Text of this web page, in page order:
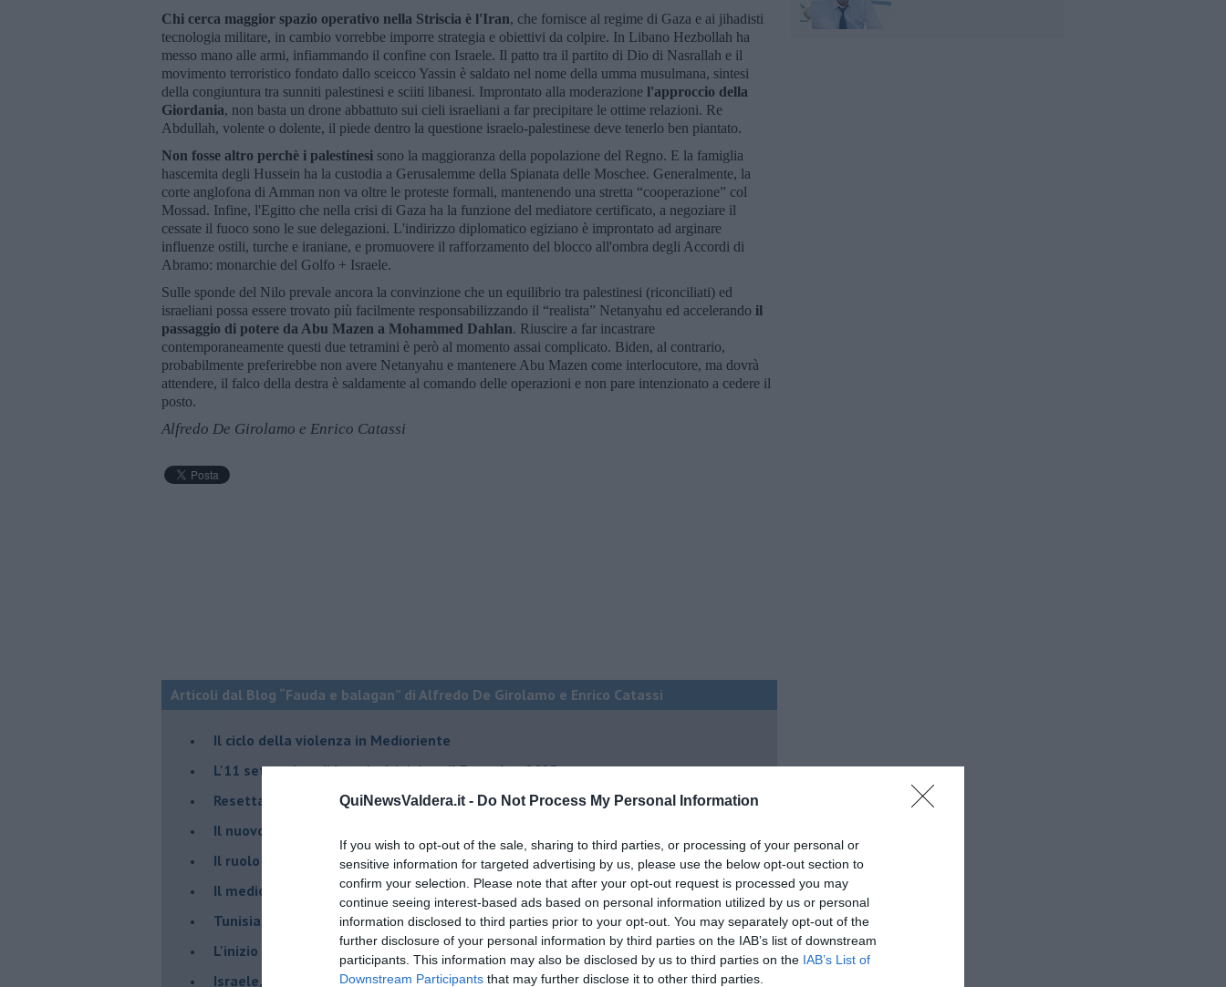
QuiNewsValdera.it - Do Not Process My Personal Information
If you wish to opt-out of the sale, sharing to third parties, or processing of your personal or
sensitive information for targeted advertising by us, please use the below opt-out section to
confirm your selection. Please note that after your opt-out request is processed you may
continue seeing interest-based ads based on personal information utilized by us or personal
information disclosed to third parties prior to your opt-out. You may separately opt-out of the
further disclosure of your personal information by third parties on the IAB’s list of downstream
participants. This information may also be disclosed by us to third parties on the IAB’s List of
Downstream Participants that may further disclose it to other third parties.
Chi cerca maggior spazio operativo nella Striscia è l'Iran, che fornisce al regime di Gaza e ai jihadisti
tecnologia militare, in cambio vorrebbe imporre strategia e obiettivi da colpire. In Libano Hezbollah ha
messo mano alle armi, infiammando il confine con Israele. Il patto tra il partito di Dio di Nasrallah e il
movimento terroristico fondato dallo sceicco Yassin è saldato nel nome della umma musulmana, sintesi
della congiuntura tra sunniti palestinesi e sciiti libanesi. Improntato alla moderazione l'approccio della
Giordania, non basta un drone abbattuto sui cieli israeliani a far precipitare le ottime relazioni. Re
Abdullah, volente o dolente, il piede dentro la questione israelo-palestinese deve tenerlo ben piantato.
Non fosse altro perchè i palestinesi sono la maggioranza della popolazione del Regno. E la famiglia
hascemita degli Hussein ha la custodia a Gerusalemme della Spianata delle Moschee. Generalmente, la
corte anglofona di Amman non va oltre le proteste formali, mantenendo una stretta “cooperazione” col
Mossad. Infine, l'Egitto che nella crisi di Gaza ha la funzione del mediatore certificato, a negoziare il
cessate il fuoco sono le sue delegazioni. L'indirizzo diplomatico egiziano è improntato ad arginare
influenze ostili, turche e iraniane, e promuovere il rafforzamento del blocco all'ombra degli Accordi di
Abramo: monarchie del Golfo + Israele.
Sulle sponde del Nilo prevale ancora la convinzione che un equilibrio tra palestinesi (riconciliati) ed
israeliani possa essere trovato più facilmente responsabilizzando il “realista” Netanyahu ed accelerando il
passaggio di potere da Abu Mazen a Mohammed Dahlan. Riuscire a far incastrare
contemporaneamente questi due tetramini è però al momento assai complicato. Biden, al contrario,
probabilmente preferirebbe non avere Netanyahu e mantenere Abu Mazen come interlocutore, ma dovrà
attendere, il falco della destra è saldamente al comando delle operazioni e non pare intenzionato a cedere il
posto.
Alfredo De Girolamo e Enrico Catassi
Articoli dal Blog “Fauda e balagan” di Alfredo De Girolamo e Enrico Catassi
Il ciclo della violenza in Medioriente
L'11 settembre di Israele è iniziato il 7 ottobre 2023
Resettare l’era di Netanyahu
​Il nuovo corso dell’era di Erdogan
Il ruolo delle diplomazie nei conflitti
Il medioriente di Silvio
Tunisia rischiosa e strategica per l'Italia
L'inizio del “secolo della Turchia”
Israele, deciderà il borsone della spesa